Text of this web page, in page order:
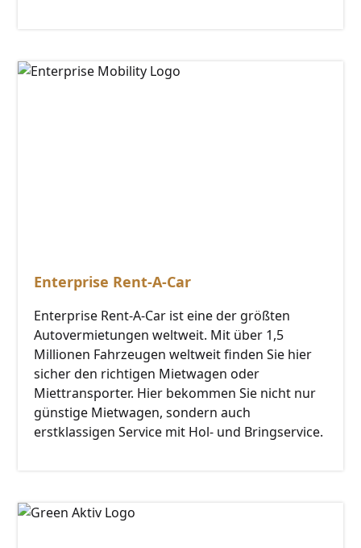
Enterprise Rent-A-Car
Enterprise Rent-A-Car ist eine der größten
Autovermietungen weltweit. Mit über 1,5
Millionen Fahrzeugen weltweit finden Sie hier
sicher den richtigen Mietwagen oder
Miettransporter. Hier bekommen Sie nicht nur
günstige Mietwagen, sondern auch
erstklassigen Service mit Hol- und Bringservice.